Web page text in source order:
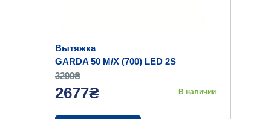
Вытяжка
GARDA 50 M/X (700) LED 2S
3299₴
2677₴ В наличии